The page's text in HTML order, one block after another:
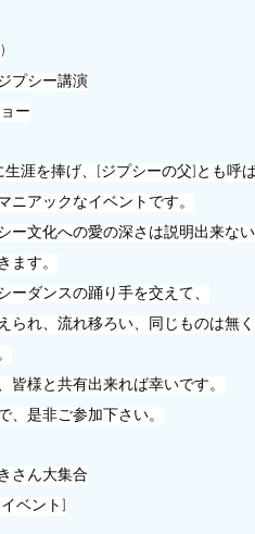
プシー講演
ー
生涯を捧げ、[ジプシーの父]とも
ニアックなイベントです。
ー文化への愛の深さは説明出来な
ます。
ーダンスの踊り手を交えて、
られ、流れ移ろい、同じものは無
皆様と共有出来れば幸いです。
、是非ご参加下さい。
さん大集合
ベント]